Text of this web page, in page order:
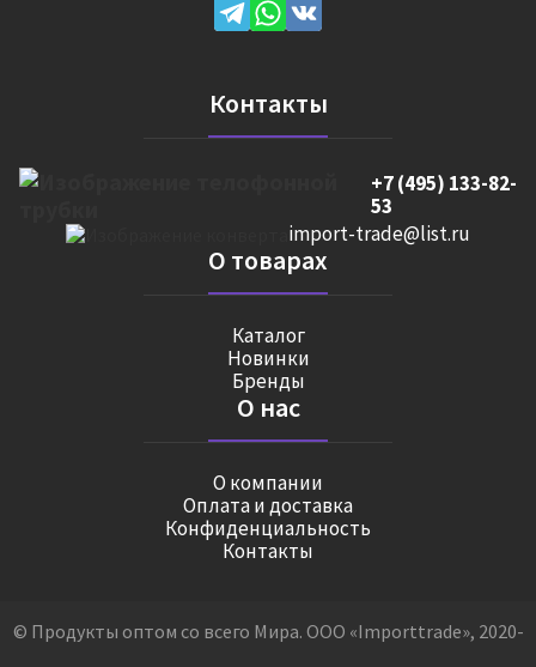
Контакты
+7 (495) 133-82-
53
import-trade@list.ru
О товарах
Каталог
Новинки
Бренды
О нас
О компании
Оплата и доставка
Конфиденциальность
Контакты
© Продукты оптом со всего Мира. ООО «Importtrade», 2020-